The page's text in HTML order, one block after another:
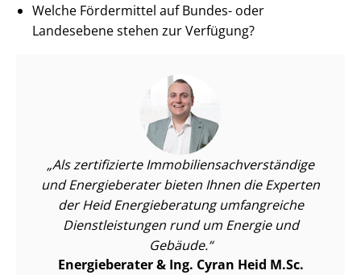
Welche Fördermittel auf Bundes- oder
Landesebene stehen zur Verfügung?
Als zertifizierte Im­mo­bi­li­en­sach­ver­stän­di­ge
und Energieberater bieten Ihnen die Experten
der Heid Energieberatung umfangreiche
Dienst­leis­tun­gen rund um Energie und
Gebäude.
Energieberater & Ing. Cyran Heid M.Sc.